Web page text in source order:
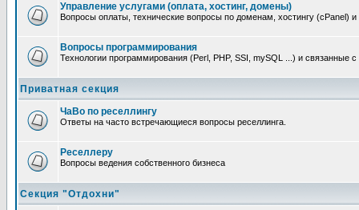
Управление услугами (оплата, хостинг, домены)
Вопросы оплаты, технические вопросы по доменам, хостингу (cPanel)
Вопросы программирования
Технологии программирования (Perl, PHP, SSI, mySQL ...) и связанные
Приватная секция
ЧаВо по реселлингу
Ответы на часто встречающиеся вопросы реселлинга.
Реселлеру
Вопросы ведения собственного бизнеса
Секция "Отдохни"